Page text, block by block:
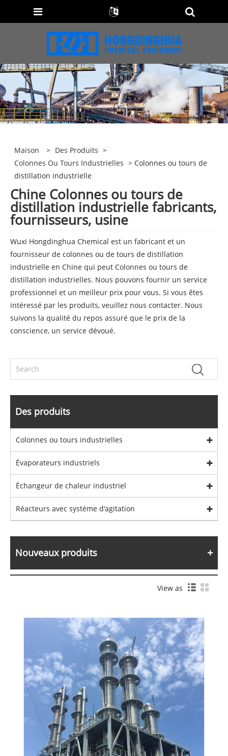
Maison > Des Produits >
Colonnes Ou Tours Industrielles > Colonnes ou tours de
distillation industrielle
Chine Colonnes ou tours de
distillation industrielle fabricants,
fournisseurs, usine
Wuxi Hongdinghua Chemical est un fabricant et un
fournisseur de colonnes ou de tours de distillation
industrielle en Chine qui peut Colonnes ou tours de
distillation industrielles. Nous pouvons fournir un service
professionnel et un meilleur prix pour vous. Si vous êtes
intéressé par les produits, veuillez nous contacter. Nous
suivons la qualité du repos assuré que le prix de la
conscience, un service dévoué.
Des produits
Colonnes ou tours industrielles
Évaporateurs industriels
Échangeur de chaleur industriel
Réacteurs avec système d'agitation
Nouveaux produits
View as